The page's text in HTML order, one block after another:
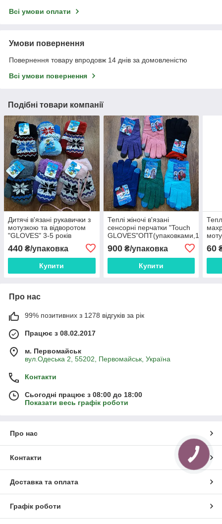
Всі умови оплати
Умови повернення
Повернення товару впродовж 14 днів за домовленістю
Всі умови повернення
Подібні товари компанії
Дитячі в'язані рукавички з
мотузкою та відворотом
"GLOVES" 3-5 років
ОПТ(упаковками,12 пар)
440 ₴/упаковка
Купити
Теплі жіночі в'язані
сенсорні перчатки "Touch
GLOVES"ОПТ(упаковками,12
900₴/упаковка
Купити
60
Про нас
99% позитивних з 1278 відгуків за рік
Працює з 08.02.2017
м. Первомайськ
вул.Одеська 2, 55202, Первомайськ, Україна
Контакти
Сьогодні працює з 08:00 до 18:00
Показати весь графік роботи
Про нас
Контакти
Доставка та оплата
Графік роботи
КНОПКА
ЗВ'ЯЗКУ